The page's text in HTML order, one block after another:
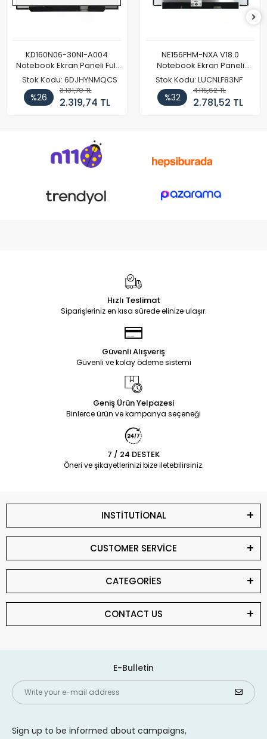
KD160N06-30NI-A004
Notebook Ekran Paneli Full
HD
Stok Kodu: 6DJHYNMQCS
%26
3.131,70 TL
2.319,74 TL
NE156FHM-NXA V18.0
Notebook Ekran Paneli
144Hz
Stok Kodu: LUCNLF83NF
%32
4.115,62 TL
2.781,52 TL
Hızlı Teslimat
Siparişleriniz en kısa sürede elinize ulaşır.
Güvenli Alışveriş
Güvenli ve kolay ödeme sistemi
Geniş Ürün Yelpazesi
Binlerce ürün ve kampanya seçeneği
7 / 24 DESTEK
Öneri ve şikayetlerinizi bize iletebilirsiniz.
INSTİTUTİONAL
CUSTOMER SERVİCE
CATEGORİES
CONTACT US
E-Bulletin
Sign up to be informed about campaigns,